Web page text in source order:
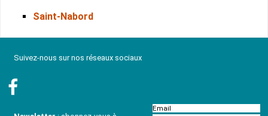
Saint-Nabord
Suivez-nous sur nos réseaux sociaux
Email